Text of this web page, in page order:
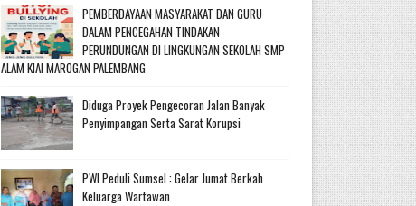
PEMBERDAYAAN MASYARAKAT DAN GURU
DALAM PENCEGAHAN TINDAKAN
PERUNDUNGAN DI LINGKUNGAN SEKOLAH SMP
ALAM KIAI MAROGAN PALEMBANG
Diduga Proyek Pengecoran Jalan Banyak
Penyimpangan Serta Sarat Korupsi
PWI Peduli Sumsel : Gelar Jumat Berkah
Keluarga Wartawan